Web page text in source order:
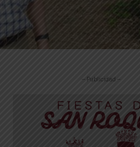
-- Publicidad --